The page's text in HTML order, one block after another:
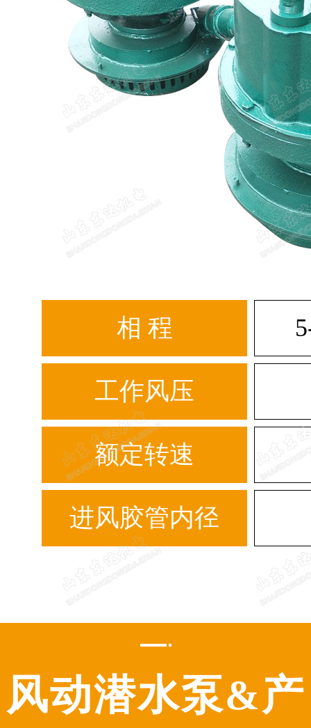
相 程
工作风压
额定转速
进风胶管内径
风动潜水泵&产